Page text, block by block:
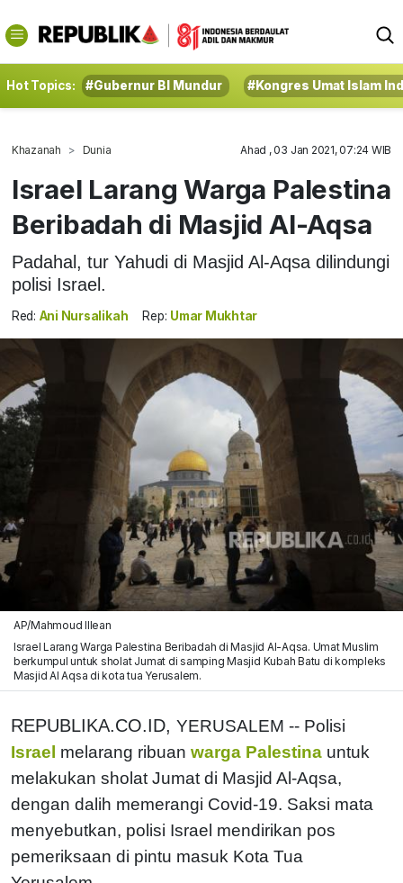
Hot Topics: #Gubernur BI Mundur #Kongres Umat Islam
Khazanah Dunia Ahad , 03 Jan 2021, 07:24 WIB
Israel Larang Warga Palestina
Beribadah di Masjid Al-Aqsa
Padahal, tur Yahudi di Masjid Al-Aqsa dilindungi
polisi Israel.
Red: Ani Nursalikah Rep: Umar Mukhtar
AP/Mahmoud Illean
Israel Larang Warga Palestina Beribadah di Masjid Al-Aqsa. Umat Muslim
berkumpul untuk sholat Jumat di samping Masjid Kubah Batu di kompleks
Masjid Al Aqsa di kota tua Yerusalem.
REPUBLIKA.CO.ID, YERUSALEM -- Polisi
Israel melarang ribuan warga Palestina untuk
melakukan sholat Jumat di Masjid Al-Aqsa,
dengan dalih memerangi Covid-19. Saksi mata
menyebutkan, polisi Israel mendirikan pos
pemeriksaan di pintu masuk Kota Tua